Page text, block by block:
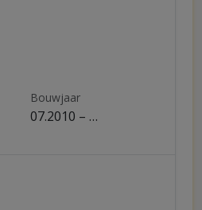
Bouwjaar
07.2010 – …